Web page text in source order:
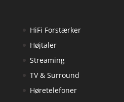
HiFi Forstærker
Højtaler
Streaming
TV & Surround
Høretelefoner